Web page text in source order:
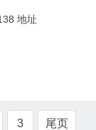
地址
3 尾页